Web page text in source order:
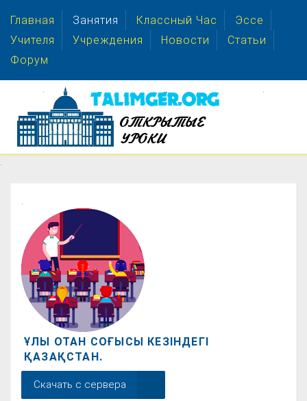
Главная Занятия Классный Час
Эссе
Учителя
Учреждения Новости
Статьи
Форум
.
.
ҰЛЫ ОТАН СОҒЫСЫ КЕЗІНДЕГІ
ҚАЗАҚСТАН.
Скачать с сервера
. .